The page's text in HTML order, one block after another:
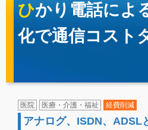
ひかり電話による回線の一本
化で通信コスト
医院 医療・介護・福祉 経費削減
アナログ、ISDN、ADSL